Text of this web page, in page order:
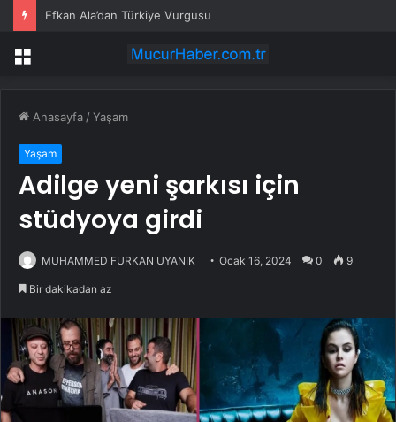
Efkan Ala’dan Türkiye Vurgusu
Menü
Anasayfa /Yaşam
Yaşam
Adilge yeni şarkısı için
stüdyoya girdi
MUHAMMED FURKAN UYANIK Ocak 16, 2024 0 9
Bir dakikadan az